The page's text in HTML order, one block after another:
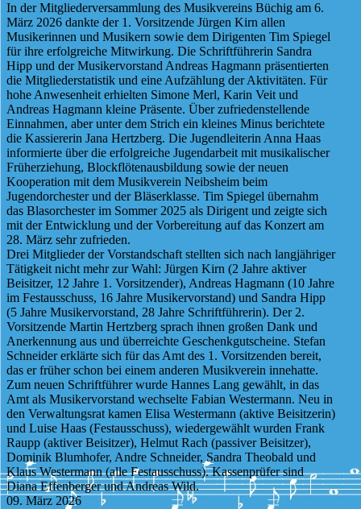
In der Mitgliederversammlung des Musikvereins Büchig am 6.
März 2026 dankte der 1. Vorsitzende Jürgen Kirn allen
Musikerinnen und Musikern sowie dem Dirigenten Tim Spiegel
für ihre erfolgreiche Mitwirkung. Die Schriftführerin Sandra
Hipp und der Musikervorstand Andreas Hagmann präsentierten
die Mitgliederstatistik und eine Aufzählung der Aktivitäten. Für
hohe Anwesenheit erhielten Simone Merl, Karin Veit und
Andreas Hagmann kleine Präsente. Über zufriedenstellende
Einnahmen, aber unter dem Strich ein kleines Minus berichtete
die Kassiererin Jana Hertzberg. Die Jugendleiterin Anna Haas
informierte über die erfolgreiche Jugendarbeit mit musikalischer
Früherziehung, Blockflötenausbildung sowie der neuen
Kooperation mit dem Musikverein Neibsheim beim
Jugendorchester und der Bläserklasse. Tim Spiegel übernahm
das Blasorchester im Sommer 2025 als Dirigent und zeigte sich
mit der Entwicklung und der Vorbereitung auf das Konzert am
28. März sehr zufrieden.
Drei Mitglieder der Vorstandschaft stellten sich nach langjähriger
Tätigkeit nicht mehr zur Wahl: Jürgen Kirn (2 Jahre aktiver
Beisitzer, 12 Jahre 1. Vorsitzender), Andreas Hagmann (10 Jahre
im Festausschuss, 16 Jahre Musikervorstand) und Sandra Hipp
(5 Jahre Musikervorstand, 28 Jahre Schriftführerin). Der 2.
Vorsitzende Martin Hertzberg sprach ihnen großen Dank und
Anerkennung aus und überreichte Geschenkgutscheine. Stefan
Schneider erklärte sich für das Amt des 1. Vorsitzenden bereit,
das er früher schon bei einem anderen Musikverein innehatte.
Zum neuen Schriftführer wurde Hannes Lang gewählt, in das
Amt als Musikervorstand wechselte Fabian Westermann. Neu in
den Verwaltungsrat kamen Elisa Westermann (aktive Beisitzerin)
und Luise Haas (Festausschuss), wiedergewählt wurden Frank
Raupp (aktiver Beisitzer), Helmut Rach (passiver Beisitzer),
Dominik Blumhofer, Andre Schneider, Sandra Theobald und
Klaus Westermann (alle Festausschuss). Kassenprüfer sind
Diana Effenberger und Andreas Wild.
09. März 2026